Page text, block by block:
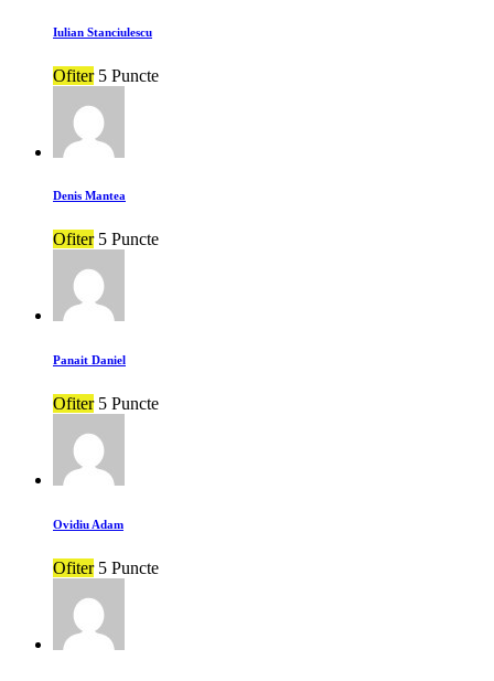
Iulian Stanciulescu
Ofiter 5 Puncte
Denis Mantea
Ofiter 5 Puncte
Panait Daniel
Ofiter 5 Puncte
Ovidiu Adam
Ofiter 5 Puncte